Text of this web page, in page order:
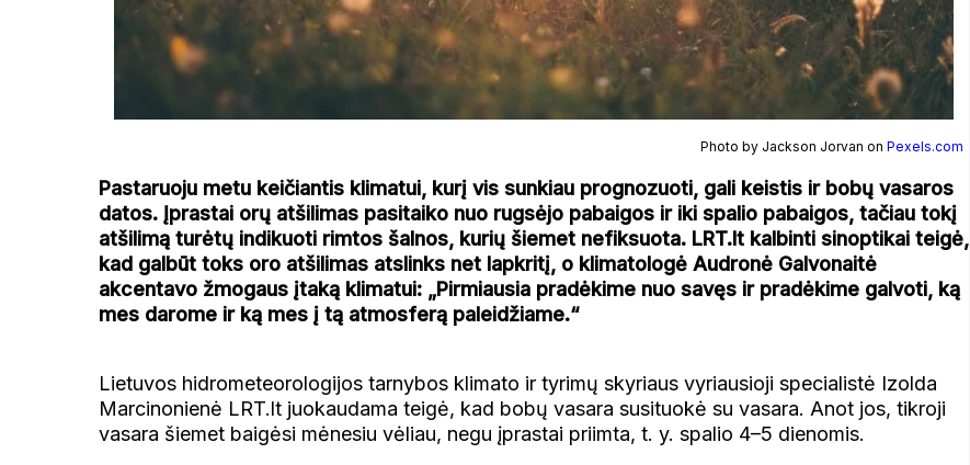
Photo by Jackson Jorvan on Pexels.com
Pastaruoju metu keičiantis klimatui, kurį vis sunkiau prognozuoti, gali keistis ir bobų vasaros
datos. Įprastai orų atšilimas pasitaiko nuo rugsėjo pabaigos ir iki spalio pabaigos, tačiau tokį
atšilimą turėtų indikuoti rimtos šalnos, kurių šiemet nefiksuota. LRT.lt kalbinti sinoptikai teigė,
kad galbūt toks oro atšilimas atslinks net lapkritį, o klimatologė Audronė Galvonaitė
akcentavo žmogaus įtaką klimatui: „Pirmiausia pradėkime nuo savęs ir pradėkime galvoti, ką
mes darome ir ką mes į tą atmosferą paleidžiame.“
Lietuvos hidrometeorologijos tarnybos klimato ir tyrimų skyriaus vyriausioji specialistė Izolda
Marcinonienė LRT.lt juokaudama teigė, kad bobų vasara susituokė su vasara. Anot jos, tikroji
vasara šiemet baigėsi mėnesiu vėliau, negu įprastai priimta, t. y. spalio 4–5 dienomis.